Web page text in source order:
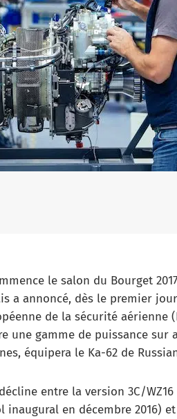
le salon du Bourget
a annoncé, dès le premier
de la sécurité aérienne
gamme de puissance sur
équipera le Ka-62 de
entre la version 3C/
en décembre 2016)